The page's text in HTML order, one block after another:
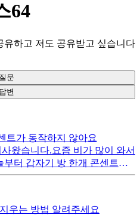
64
하고 저도 공유받고 싶습니다
질문
답변
트가 동작하지 않아요
왔습니다.요즘 비가 많이 와서
부터 갑자기 방 한개 콘센트가
불이나 에어컨은 괜찮고 다른
개만 안될수가 있나요?
우는 방법 알려주세요